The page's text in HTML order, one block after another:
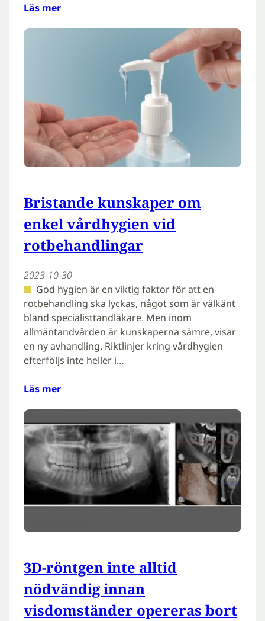
Läs mer
Bristande kunskaper om
enkel vårdhygien vid
rotbehandlingar
2023-10-30
God hygien är en viktig faktor för att en
rotbehandling ska lyckas, något som är välkänt
bland specialisttandläkare. Men inom
allmäntandvården är kunskaperna sämre, visar
en ny avhandling. Riktlinjer kring vårdhygien
efterföljs inte heller i…
Läs mer
3D-röntgen inte alltid
nödvändig innan
visdomständer opereras bort